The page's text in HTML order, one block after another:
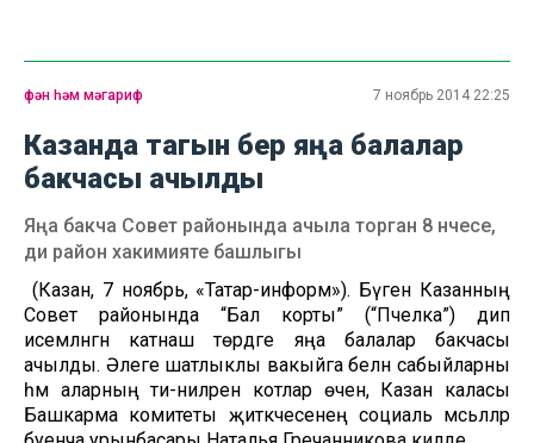
фән һәм мәгариф 7 ноябрь 2014 22:25
Казанда тагын бер яңа балалар
бакчасы ачылды
Яңа бакча Совет районында ачыла торган 8 нчесе,
ди район хакимияте башлыгы
(Казан, 7 ноябрь, «Татар-информ»). Бүген Казанның
Совет районында “Бал корты” (“Пчелка”) дип
исемләнгән катнаш төрдәге яңа балалар бакчасы
ачылды. Әлеге шатлыклы вакыйга белән сабыйларны
һәм аларның әти-әниләрен котлар өчен, Казан каласы
Башкарма комитеты җитәкчесенең социаль мәсьәләләр